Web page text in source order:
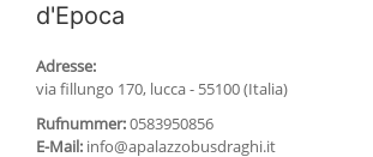
d'Epoca
Adresse:
via fillungo 170, lucca - 55100 (Italia)
Rufnummer:0583950856
E-Mail: info@apalazzobusdraghi.it